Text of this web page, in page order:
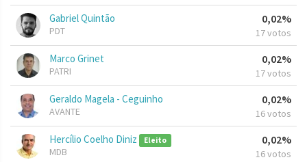
Gabriel Quintão
PDT
0,02%
17 votos
Marco Grinet
PATRI
0,02%
17 votos
Geraldo Magela - Ceguinho
AVANTE
0,02%
16 votos
Hercílio Coelho Diniz Eleito
MDB
0,02%
16 votos